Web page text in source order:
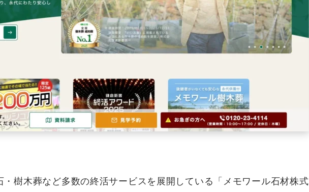
・樹木葬など多数の終活サービスを展開している「メモワール石材株式